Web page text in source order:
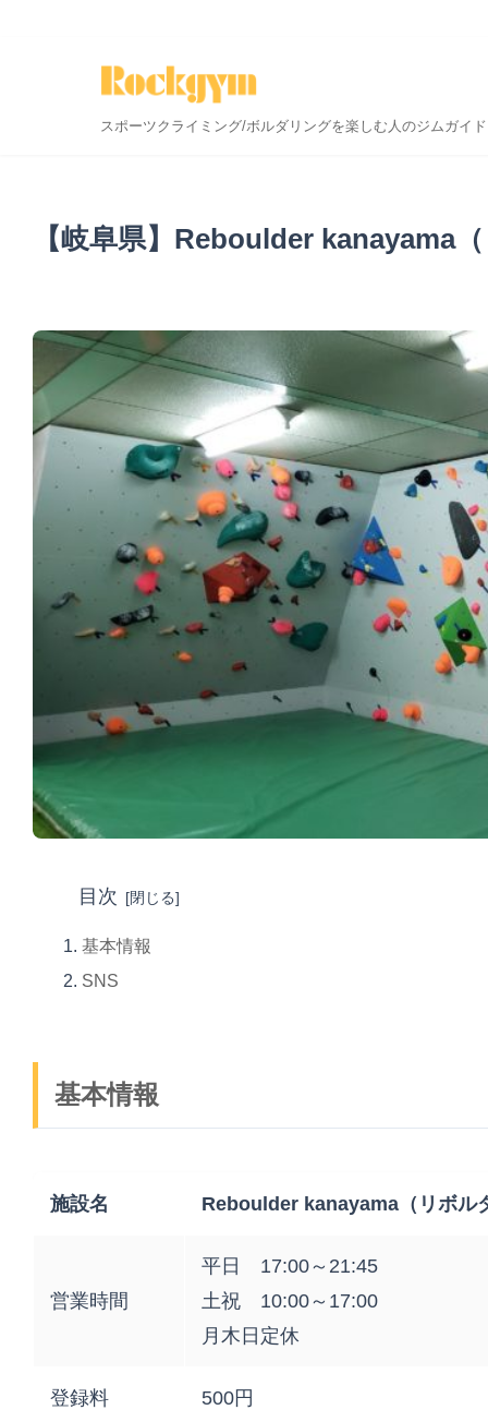
スポーツクライミング/ボルダリングを楽しむ人のジムガイド
【岐阜県】Reboulder kanayama
目次
基本情報
SNS
基本情報
施設名 Reboulder kanayama（リボル
営業時間
平日 17:00～21:45
土祝 10:00～17:00
月木日定休
登録料 500円